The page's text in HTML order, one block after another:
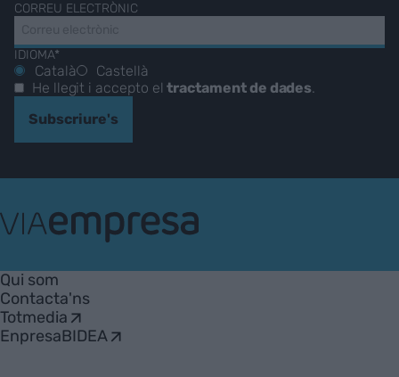
CORREU ELECTRÒNIC
IDIOMA*
Català
Castellà
He llegit i accepto eltractament de dades.
Subscriure's
Empresa
Qui som
Contacta'ns
Totmedia
EnpresaBIDEA